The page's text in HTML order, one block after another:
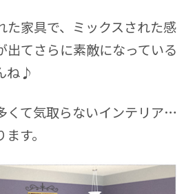
た家具で、ミックスされた感
出てさらに素敵になっている
ね♪
くて気取らないインテリア…
す。